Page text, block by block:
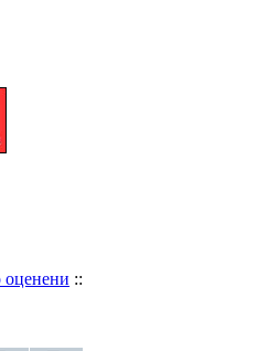
оценени ::